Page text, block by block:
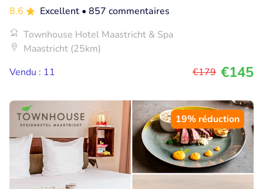
8.6 Excellent • 857 commentaires
Townhouse Hotel Maastricht & Spa
Maastricht (25km)
Vendu : 11
€179 €145
19% réduction